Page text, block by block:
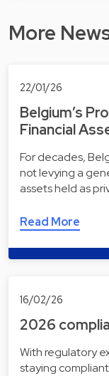
More
22/01/26
Belgium’s
Financial
For decades,
not levying a
assets held as
Read More
16/02/26
2026
With regulatory
staying